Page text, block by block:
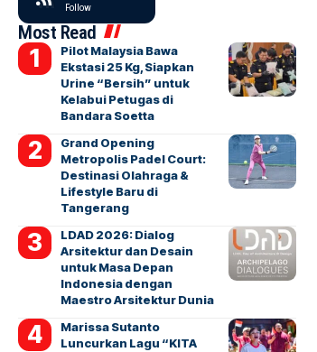
Follow
Most Read
Pilot Malaysia Bawa
Ekstasi 25 Kg, Siapkan
Urine “Bersih” untuk
Kelabui Petugas di
Bandara Soetta
Grand Opening
Metropolis Padel Court:
Destinasi Olahraga &
Lifestyle Baru di
Tangerang
LDAD 2026: Dialog
Arsitektur dan Desain
untuk Masa Depan
Indonesia dengan
Maestro Arsitektur Dunia
Marissa Sutanto
Luncurkan Lagu “KITA